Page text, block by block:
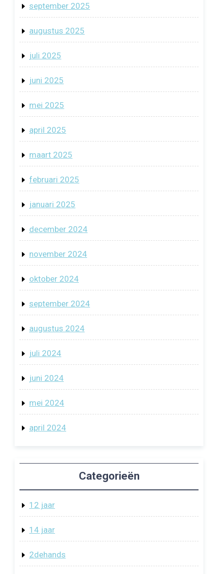
september 2025
augustus 2025
juli 2025
juni 2025
mei 2025
april 2025
maart 2025
februari 2025
januari 2025
december 2024
november 2024
oktober 2024
september 2024
augustus 2024
juli 2024
juni 2024
mei 2024
april 2024
Categorieën
12 jaar
14 jaar
2dehands